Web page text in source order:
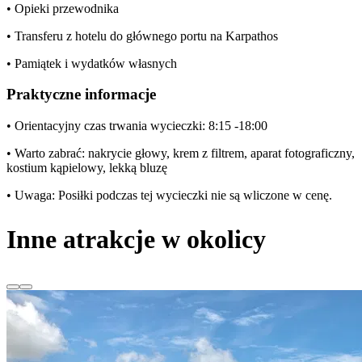
• Opieki przewodnika
• Transferu z hotelu do głównego portu na Karpathos
• Pamiątek i wydatków własnych
Praktyczne informacje
• Orientacyjny czas trwania wycieczki: 8:15 -18:00
• Warto zabrać: nakrycie głowy, krem z filtrem, aparat fotograficzny,
kostium kąpielowy, lekką bluzę
• Uwaga: Posiłki podczas tej wycieczki nie są wliczone w cenę.
Inne atrakcje w okolicy